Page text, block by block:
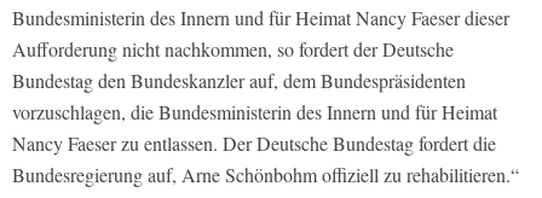
Bundesministerin des Innern und für Heimat Nancy Faeser dieser
Aufforderung nicht nachkommen, so fordert der Deutsche
Bundestag den Bundeskanzler auf, dem Bundespräsidenten
vorzuschlagen, die Bundesministerin des Innern und für Heimat
Nancy Faeser zu entlassen. Der Deutsche Bundestag fordert die
Bundesregierung auf, Arne Schönbohm offiziell zu rehabilitieren.“